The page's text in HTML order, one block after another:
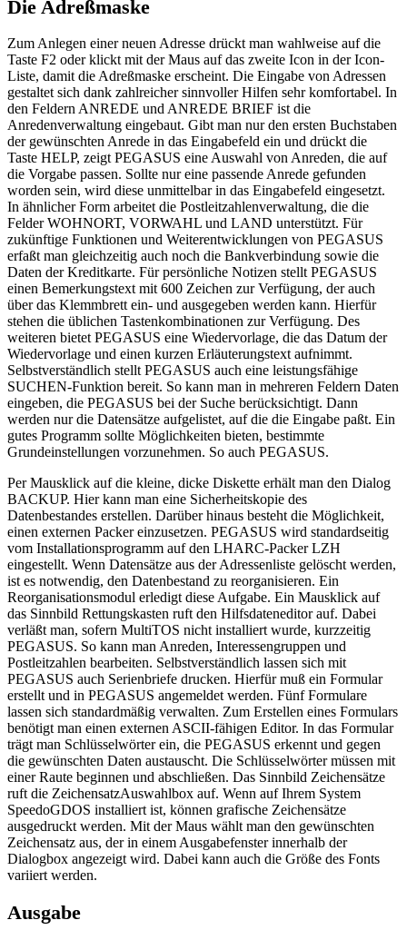
Die Adreßmaske
Zum Anlegen einer neuen Adresse drückt man wahlweise auf die
Taste F2 oder klickt mit der Maus auf das zweite Icon in der Icon-
Liste, damit die Adreßmaske erscheint. Die Eingabe von Adressen
gestaltet sich dank zahlreicher sinnvoller Hilfen sehr komfortabel. In
den Feldern ANREDE und ANREDE BRIEF ist die
Anredenverwaltung eingebaut. Gibt man nur den ersten Buchstaben
der gewünschten Anrede in das Eingabefeld ein und drückt die
Taste HELP, zeigt PEGASUS eine Auswahl von Anreden, die auf
die Vorgabe passen. Sollte nur eine passende Anrede gefunden
worden sein, wird diese unmittelbar in das Eingabefeld eingesetzt.
In ähnlicher Form arbeitet die Postleitzahlenverwaltung, die die
Felder WOHNORT, VORWAHL und LAND unterstützt. Für
zukünftige Funktionen und Weiterentwicklungen von PEGASUS
erfaßt man gleichzeitig auch noch die Bankverbindung sowie die
Daten der Kreditkarte. Für persönliche Notizen stellt PEGASUS
einen Bemerkungstext mit 600 Zeichen zur Verfügung, der auch
über das Klemmbrett ein- und ausgegeben werden kann. Hierfür
stehen die üblichen Tastenkombinationen zur Verfügung. Des
weiteren bietet PEGASUS eine Wiedervorlage, die das Datum der
Wiedervorlage und einen kurzen Erläuterungstext aufnimmt.
Selbstverständlich stellt PEGASUS auch eine leistungsfähige
SUCHEN-Funktion bereit. So kann man in mehreren Feldern Daten
eingeben, die PEGASUS bei der Suche berücksichtigt. Dann
werden nur die Datensätze aufgelistet, auf die die Eingabe paßt. Ein
gutes Programm sollte Möglichkeiten bieten, bestimmte
Grundeinstellungen vorzunehmen. So auch PEGASUS.
Per Mausklick auf die kleine, dicke Diskette erhält man den Dialog
BACKUP. Hier kann man eine Sicherheitskopie des
Datenbestandes erstellen. Darüber hinaus besteht die Möglichkeit,
einen externen Packer einzusetzen. PEGASUS wird standardseitig
vom Installationsprogramm auf den LHARC-Packer LZH
eingestellt. Wenn Datensätze aus der Adressenliste gelöscht werden,
ist es notwendig, den Datenbestand zu reorganisieren. Ein
Reorganisationsmodul erledigt diese Aufgabe. Ein Mausklick auf
das Sinnbild Rettungskasten ruft den Hilfsdateneditor auf. Dabei
verläßt man, sofern MultiTOS nicht installiert wurde, kurzzeitig
PEGASUS. So kann man Anreden, Interessengruppen und
Postleitzahlen bearbeiten. Selbstverständlich lassen sich mit
PEGASUS auch Serienbriefe drucken. Hierfür muß ein Formular
erstellt und in PEGASUS angemeldet werden. Fünf Formulare
lassen sich standardmäßig verwalten. Zum Erstellen eines Formulars
benötigt man einen externen ASCII-fähigen Editor. In das Formular
trägt man Schlüsselwörter ein, die PEGASUS erkennt und gegen
die gewünschten Daten austauscht. Die Schlüsselwörter müssen mit
einer Raute beginnen und abschließen. Das Sinnbild Zeichensätze
ruft die ZeichensatzAuswahlbox auf. Wenn auf Ihrem System
SpeedoGDOS installiert ist, können grafische Zeichensätze
ausgedruckt werden. Mit der Maus wählt man den gewünschten
Zeichensatz aus, der in einem Ausgabefenster innerhalb der
Dialogbox angezeigt wird. Dabei kann auch die Größe des Fonts
variiert werden.
Ausgabe